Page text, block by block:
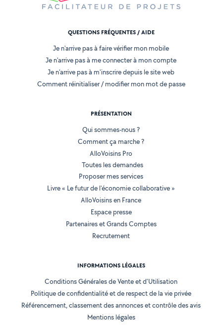
QUESTIONS FRÉQUENTES / AIDE
Je n'arrive pas à faire vérifier mon mobile
Je n'arrive pas à me connecter à mon compte
Je n'arrive pas à m'inscrire depuis le site web
Comment réinitialiser / modifier mon mot de passe
PRÉSENTATION
Qui sommes-nous ?
Comment ça marche ?
AlloVoisins Pro
Toutes les demandes
Proposer mes services
Livre « Le futur de l'économie collaborative »
AlloVoisins en France
Espace presse
Partenaires et Grands Comptes
Recrutement
INFORMATIONS LÉGALES
Conditions Générales de Vente et d'Utilisation
Politique de confidentialité et de respect de la vie privée
Référencement, classement des annonces et contrôle des avis
Mentions légales